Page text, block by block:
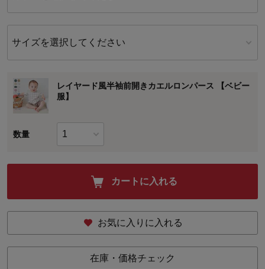
サイズを選択してください
レイヤード風半袖前開きカエルロンパース 【ベビー
服】
数量
カートに入れる
お気に入りに入れる
在庫・価格チェック